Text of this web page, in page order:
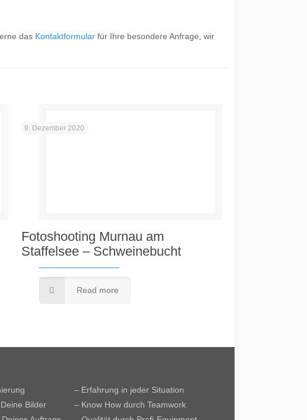
das Kontaktformular für Ihre besondere Anfrage, wir
9. Dezember 2020
Fotoshooting Murnau am
Staffelsee – Schweinebucht
Read more
Bilder
– Erfahrung in jeder Situation
– Know How durch Teamwork